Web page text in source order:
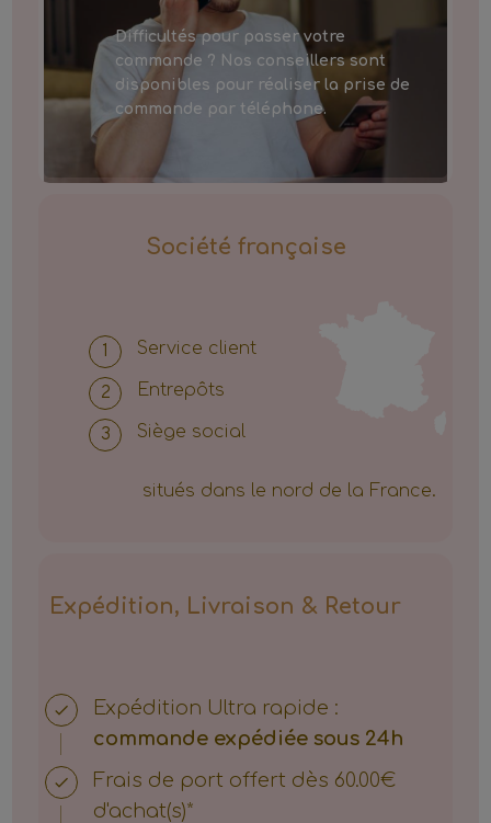
Difficultés pour passer votre
commande ? Nos conseillers sont
disponibles pour réaliser la prise de
commande par téléphone.
Société française
Service client
Entrepôts
Siège social
situés dans le nord de la France.
Expédition, Livraison & Retour
Expédition Ultra rapide :
commande expédiée sous 24h
Frais de port offert dès 60.00€
d'achat(s)*